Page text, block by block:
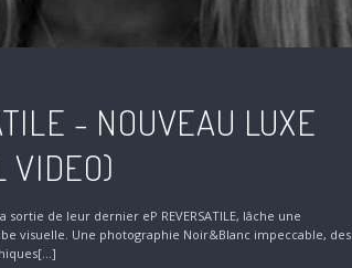
- NOUVEAU LUXE
VIDEO)
sortie de leur dernier eP REVERSATILE, lâche une
visuelle. Une photographie Noir&Blanc impeccable, des